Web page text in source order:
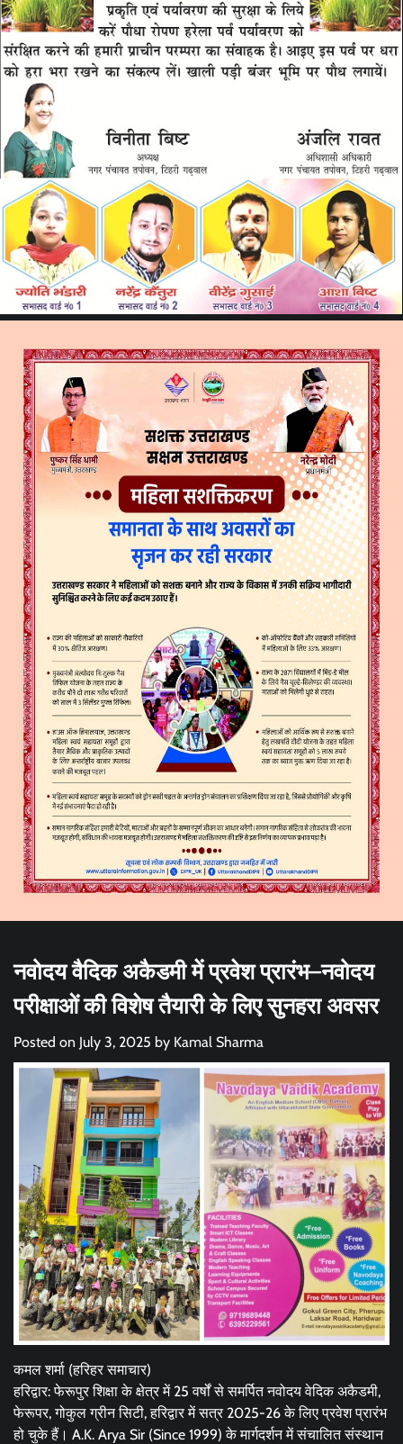
नवोदय वैदिक अकैडमी में प्रवेश प्रारंभ–नवोदय
परीक्षाओं की विशेष तैयारी के लिए सुनहरा अवसर
Posted on July 3, 2025 by Kamal Sharma
कमल शर्मा (हरिहर समाचार)
हरिद्वार: फेरूपुर शिक्षा के क्षेत्र में 25 वर्षों से समर्पित नवोदय वेदिक अकैडमी,
फेरूपर, गोकुल ग्रीन सिटी, हरिद्वार में सत्र 2025-26 के लिए प्रवेश प्रारंभ
हो चुके हैं। A.K. Arya Sir (Since 1999) के मार्गदर्शन में संचालित संस्थान